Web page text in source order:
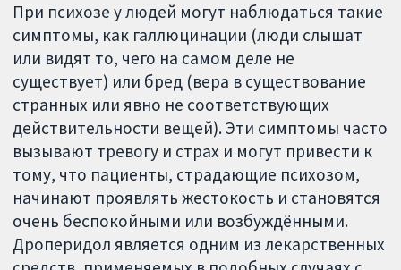
При психозе у людей могут наблюдаться такие
симптомы, как галлюцинации (люди слышат
или видят то, чего на самом деле не
существует) или бред (вера в существование
странных или явно не соответствующих
действительности вещей). Эти симптомы часто
вызывают тревогу и страх и могут привести к
тому, что пациенты, страдающие психозом,
начинают проявлять жестокость и становятся
очень беспокойными или возбуждёнными.
Дроперидол является одним из лекарственных